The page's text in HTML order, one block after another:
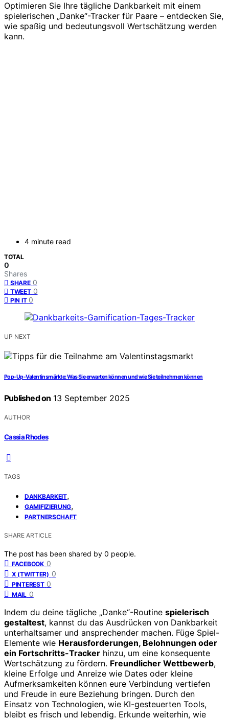
Optimieren Sie Ihre tägliche Dankbarkeit mit einem
spielerischen „Danke“-Tracker für Paare – entdecken Sie,
wie spaßig und bedeutungsvoll Wertschätzung werden
kann.
4 minute read
TOTAL
0
Shares
SHARE 0
TWEET 0
PIN IT 0
UP NEXT
Pop-Up-Valentinsmärkte: Was Sie erwarten können und wie Sie teilnehmen können
Published on 13 September 2025
AUTHOR
Cassia Rhodes
TAGS
DANKBARKEIT,
GAMIFIZIERUNG,
PARTNERSCHAFT
SHARE ARTICLE
The post has been shared by 0 people.
FACEBOOK 0
X (TWITTER) 0
PINTEREST 0
MAIL 0
Indem du deine tägliche „Danke“-Routine spielerisch
gestaltest, kannst du das Ausdrücken von Dankbarkeit
unterhaltsamer und ansprechender machen. Füge Spiel-
Elemente wie Herausforderungen, Belohnungen oder
ein Fortschritts-Tracker hinzu, um eine konsequente
Wertschätzung zu fördern. Freundlicher Wettbewerb,
kleine Erfolge und Anreize wie Dates oder kleine
Aufmerksamkeiten können eure Verbindung vertiefen
und Freude in eure Beziehung bringen. Durch den
Einsatz von Technologien, wie KI-gesteuerten Tools,
bleibt es frisch und lebendig. Erkunde weiterhin, wie